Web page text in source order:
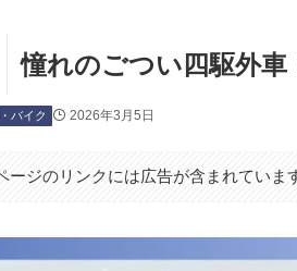
憧れのごつい四駆外
バイク 2026年3月5日
ージのリンクには広告が含まれていま